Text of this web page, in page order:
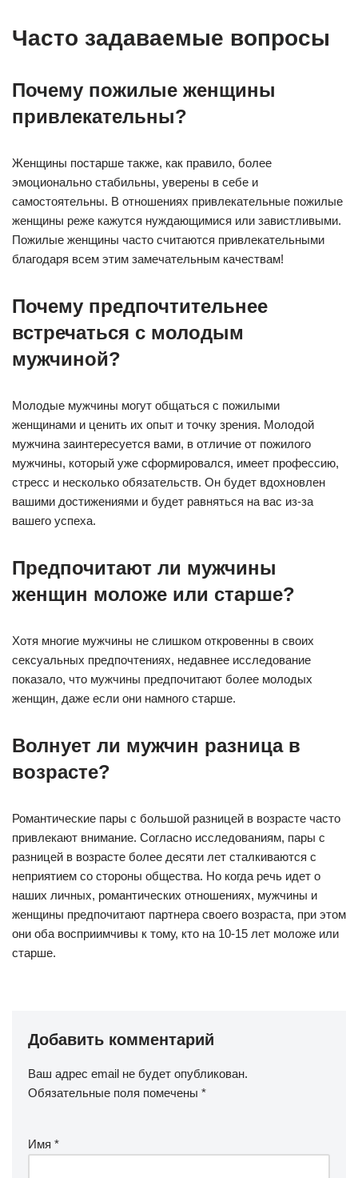
Часто задаваемые вопросы
Почему пожилые женщины
привлекательны?
Женщины постарше также, как правило, более
эмоционально стабильны, уверены в себе и
самостоятельны. В отношениях привлекательные пожилые
женщины реже кажутся нуждающимися или завистливыми.
Пожилые женщины часто считаются привлекательными
благодаря всем этим замечательным качествам!
Почему предпочтительнее
встречаться с молодым
мужчиной?
Молодые мужчины могут общаться с пожилыми
женщинами и ценить их опыт и точку зрения. Молодой
мужчина заинтересуется вами, в отличие от пожилого
мужчины, который уже сформировался, имеет профессию,
стресс и несколько обязательств. Он будет вдохновлен
вашими достижениями и будет равняться на вас из-за
вашего успеха.
Предпочитают ли мужчины
женщин моложе или старше?
Хотя многие мужчины не слишком откровенны в своих
сексуальных предпочтениях, недавнее исследование
показало, что мужчины предпочитают более молодых
женщин, даже если они намного старше.
Волнует ли мужчин разница в
возрасте?
Романтические пары с большой разницей в возрасте часто
привлекают внимание. Согласно исследованиям, пары с
разницей в возрасте более десяти лет сталкиваются с
неприятием со стороны общества. Но когда речь идет о
наших личных, романтических отношениях, мужчины и
женщины предпочитают партнера своего возраста, при этом
они оба восприимчивы к тому, кто на 10-15 лет моложе или
старше.
Добавить комментарий
Ваш адрес email не будет опубликован.
Обязательные поля помечены *
Имя *